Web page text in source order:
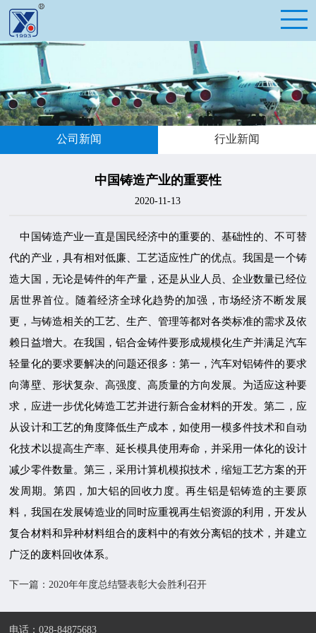
公司新闻 行业新闻
中国铸造产业的重要性
2020-11-13
中国铸造产业一直是国民经济中的重要的、基础性的、不可替
代的产业，具有相对低廉、工艺适应性广的优点。我国是一个铸
造大国，无论是铸件的年产量，还是从业人员、企业数量已经位
居世界首位。随着经济全球化趋势的加强，市场经济不断发展
更，与铸造相关的工艺、生产、管理等都对各类标准的需求及依
赖日益增大。在我国，铝合金铸件要形成规模化生产并满足汽车
轻量化的要求要解决的问题还很多：第一，汽车对铝铸件的要求
向薄壁、形状复杂、高强度、高质量的方向发展。为适应这种要
求，应进一步优化铸造工艺并进行新合金材料的开发。第二，应
从设计和工艺的角度降低生产成本，如使用一模多件技术和自动
化技术以提高生产率、延长模具使用寿命，并采用一体化的设计
减少零件数量。第三，采用计算机模拟技术，缩短工艺方案的开
发周期。第四，加大铝的回收力度。再生铝是铝铸造的主要原
料，我国在发展铸造业的同时应重视再生铝资源的利用，开发从
复合材料和异种材料组合的废料中的有效分离铝的技术，并建立
广泛的废料回收体系。
下一篇：2020年年度总结暨表彰大会胜利召开
电话：028-84875683